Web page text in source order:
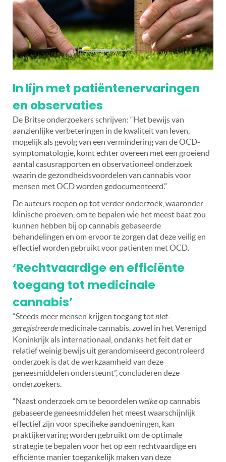
In lijn met patiëntenervaringen
en observaties
De Britse onderzoekers schrijven: “Het bewijs van
aanzienlijke verbeteringen in de kwaliteit van leven,
mogelijk als gevolg van een vermindering van de OCD-
symptomatologie, komt echter overeen met een groeiend
aantal casusrapporten en observationeel onderzoek
waarin de gezondheidsvoordelen van cannabis voor
mensen met OCD worden gedocumenteerd.”
De auteurs roepen op tot verder onderzoek, waaronder
klinische proeven, om te bepalen wie het meest baat zou
kunnen hebben bij op cannabis gebaseerde
behandelingen en om ervoor te zorgen dat deze veilig en
effectief worden gebruikt voor patiënten met OCD.
‘Rechtvaardige en efficiënte
toegang tot medicinale
cannabis’
“Steeds meer mensen krijgen toegang totniet-
geregistreerde medicinale cannabis, zowel in het Verenigd
Koninkrijk als internationaal, ondanks het feit dat er
relatief weinig bewijs uit gerandomiseerd gecontroleerd
onderzoek is dat de werkzaamheid van deze
geneesmiddelen ondersteunt”, concluderen deze
onderzoekers.
“Naast onderzoek om te beoordelen welkeop cannabis
gebaseerde geneesmiddelen het meest waarschijnlijk
effectief zijn voor specifieke aandoeningen, kan
praktijkervaring worden gebruikt om de optimale
strategie te bepalen voor het op een rechtvaardige en
efficiënte manier toegankelijk maken van deze